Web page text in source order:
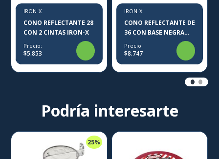
IRON-X
CONO REFLECTANTE 28
CON 2 CINTAS IRON-X
Precio:
$5.853
IRON-X
CONO REFLECTANTE DE
36 CON BASE NEGRA
IRON-X
Precio:
$8.747
Podría interesarte
25%